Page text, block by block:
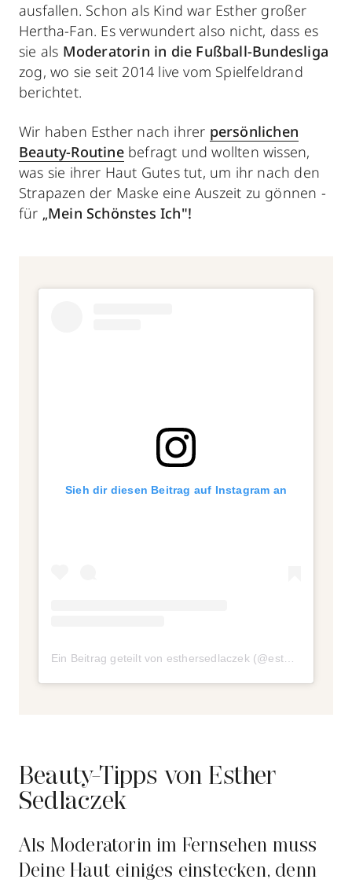
ausfallen. Schon als Kind war Esther großer
Hertha-Fan. Es verwundert also nicht, dass es
sie als Moderatorin in die Fußball-Bundesliga
zog, wo sie seit 2014 live vom Spielfeldrand
berichtet.
Wir haben Esther nach ihrer persönlichen
Beauty-Routinebefragt und wollten wissen,
was sie ihrer Haut Gutes tut, um ihr nach den
Strapazen der Maske eine Auszeit zu gönnen -
für „Mein Schönstes Ich"!
Sieh dir diesen Beitrag auf Instagram an
Beauty-Tipps von Esther
Sedlaczek
Als Moderatorin im Fernsehen muss
Deine Haut einiges einstecken, denn